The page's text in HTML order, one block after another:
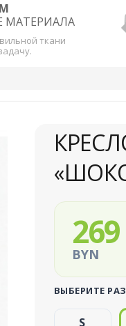
МАТЕРИАЛА
ткани
269
BYN
ВЫБЕРИТЕ